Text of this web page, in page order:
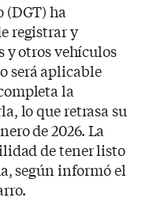
ha
registrar y
y otros vehículos
será aplicable
la
lo que retrasa su
de 2026. La
de tener listo
según informó el